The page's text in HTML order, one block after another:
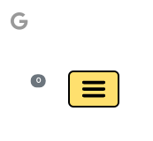
0